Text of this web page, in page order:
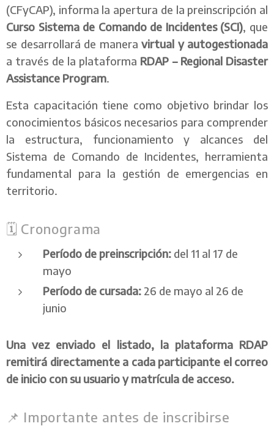
(CFyCAP), informa la apertura de la preinscripción al
Curso Sistema de Comando de Incidentes (SCI), que
se desarrollará de manera virtual y autogestionada
a través de la plataforma RDAP – Regional Disaster
Assistance Program.
Esta capacitación tiene como objetivo brindar los
conocimientos básicos necesarios para comprender
la estructura, funcionamiento y alcances del
Sistema de Comando de Incidentes, herramienta
fundamental para la gestión de emergencias en
territorio.
🗓 Cronograma
Período de preinscripción: del 11 al 17 de
mayo
Período de cursada: 26 de mayo al 26 de
junio
Una vez enviado el listado, la plataforma RDAP
remitirá directamente a cada participante el correo
de inicio con su usuario y matrícula de acceso.
📌 Importante antes de inscribirse